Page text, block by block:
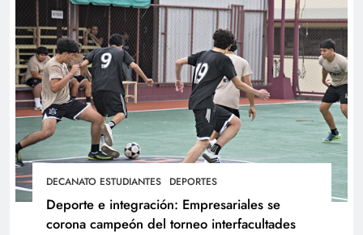
DECANATO ESTUDIANTES DEPORTES
Deporte e integración: Empresariales se
corona campeón del torneo interfacultades